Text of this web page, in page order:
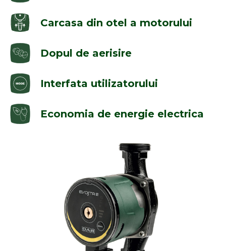
Carcasa din otel a motorului
Dopul de aerisire
Interfata utilizatorului
Economia de energie electrica